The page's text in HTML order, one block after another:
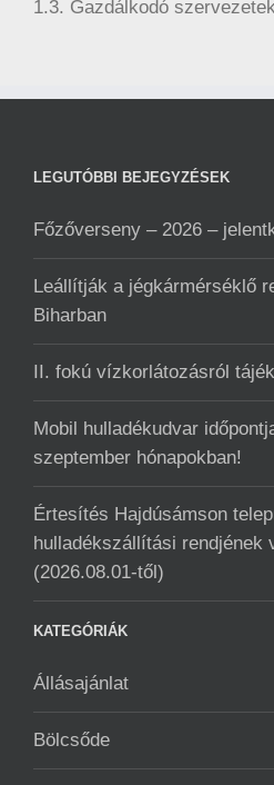
1.3. Gazdálkodó szervezetek
LEGUTÓBBI BEJEGYZÉSEK
Főzőverseny – 2026 –
Leállítják a jégkármérséklő
Biharban
II. fokú vízkorlátozásról
Mobil hulladékudvar
szeptember hónapokban!
Értesítés Hajdúsámson
hulladékszállítási rendjének
(2026.08.01-től)
KATEGÓRIÁK
Állásajánlat
Bölcsőde